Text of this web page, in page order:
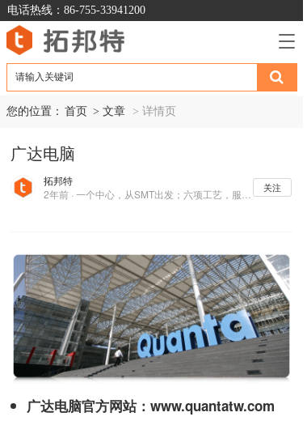
T
g
i
o
n
电话热线：86-755-33941200
您的位置： 首页 > 详情页
广达电脑
拓邦特
关注
广达电脑官方网站：www.quantatw.com